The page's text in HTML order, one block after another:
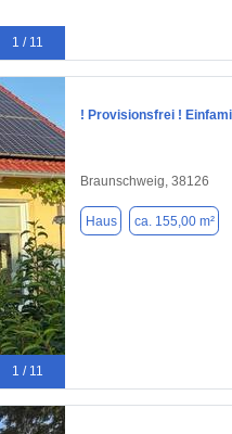
1 / 11
1 / 11
! Provisionsfrei !
Braunschweig, 38126
Haus ca. 155,00 m²